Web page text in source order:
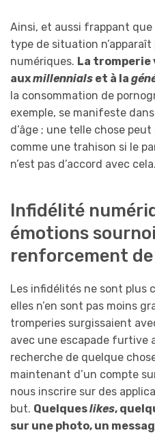
Ainsi, et aussi frappant
type de situation
numériques. La tromperie
auxmillennials et à la
la consommation de
exemple, se manifeste
d’âge ; une telle chose
comme une trahison si le
n’est pas d’accord avec cela.
Infidélité
émotions
renforcement de
Les infidélités ne sont plus
elles n’en sont pas moins
tromperies surgissaient
avec une escapade furtive
recherche de quelque
maintenant d’un compte
nous inscrire sur des
but. Quelqueslikes,
sur une photo, un